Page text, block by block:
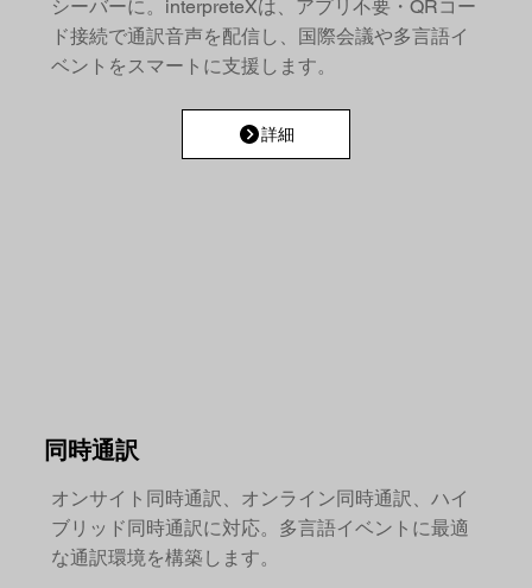
シーバーに。interpreteXは、アプリ不要・QRコー
ド接続で通訳音声を配信し、国際会議や多言語イ
ベントをスマートに支援します。
詳細
同時通訳
オンサイト同時通訳、オンライン同時通訳、ハイ
ブリッド同時通訳に対応。多言語イベントに最適
な通訳環境を構築します。